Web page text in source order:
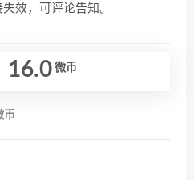
效，可评论告知。
16.0 微币
币